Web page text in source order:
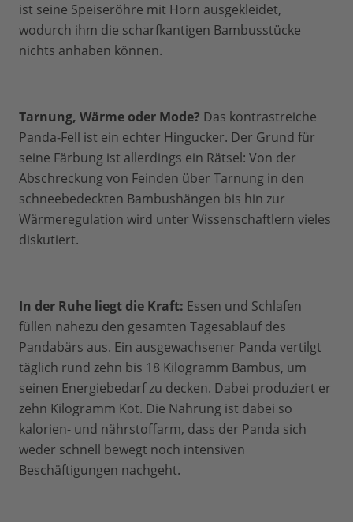
ist seine Speiseröhre mit Horn ausgekleidet,
wodurch ihm die scharfkantigen Bambusstücke
nichts anhaben können.
Tarnung, Wärme oder Mode? Das kontrastreiche
Panda-Fell ist ein echter Hingucker. Der Grund für
seine Färbung ist allerdings ein Rätsel: Von der
Abschreckung von Feinden über Tarnung in den
schneebedeckten Bambushängen bis hin zur
Wärmeregulation wird unter Wissenschaftlern vieles
diskutiert.
In der Ruhe liegt die Kraft: Essen und Schlafen
füllen nahezu den gesamten Tagesablauf des
Pandabärs aus. Ein ausgewachsener Panda vertilgt
täglich rund zehn bis 18 Kilogramm Bambus, um
seinen Energiebedarf zu decken. Dabei produziert er
zehn Kilogramm Kot. Die Nahrung ist dabei so
kalorien- und nährstoffarm, dass der Panda sich
weder schnell bewegt noch intensiven
Beschäftigungen nachgeht.